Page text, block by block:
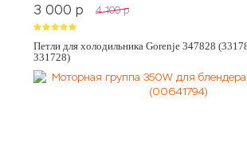
3 000 p 4 100 p
Петли для холодильника Gorenje 347828
331728)